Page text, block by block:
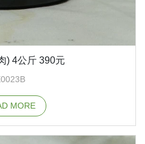
) 4公斤 390元
MORE